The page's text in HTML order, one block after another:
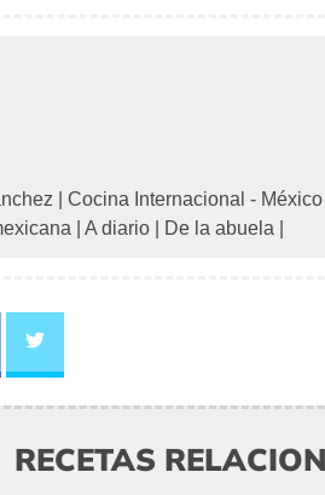
Cocina Internacional - México
A diario De la abuela
RECETAS